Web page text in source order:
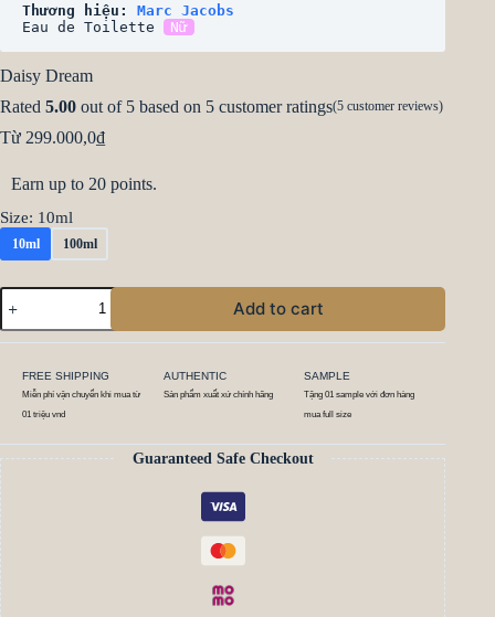
Thương hiệu: Marc Jacobs
Eau de Toilette
Nữ
Daisy Dream
Rated 5.00 out of 5 based on 5 customer ratings(5 customer reviews)
Từ 299.000,0₫
Earn up to 20 points.
Size: 10ml
10ml 100ml
Add to cart
FREE SHIPPING
Miễn phí vận chuyển khi mua từ
01 triệu vnd
AUTHENTIC
Sản phẩm xuất xứ chính hãng
SAMPLE
Tặng 01 sample với đơn hàng
mua full size
Guaranteed Safe Checkout